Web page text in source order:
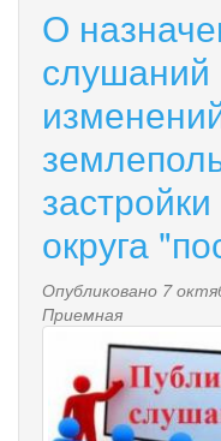
начале
получателей
О
округа
Опубликовано 7
Приемная